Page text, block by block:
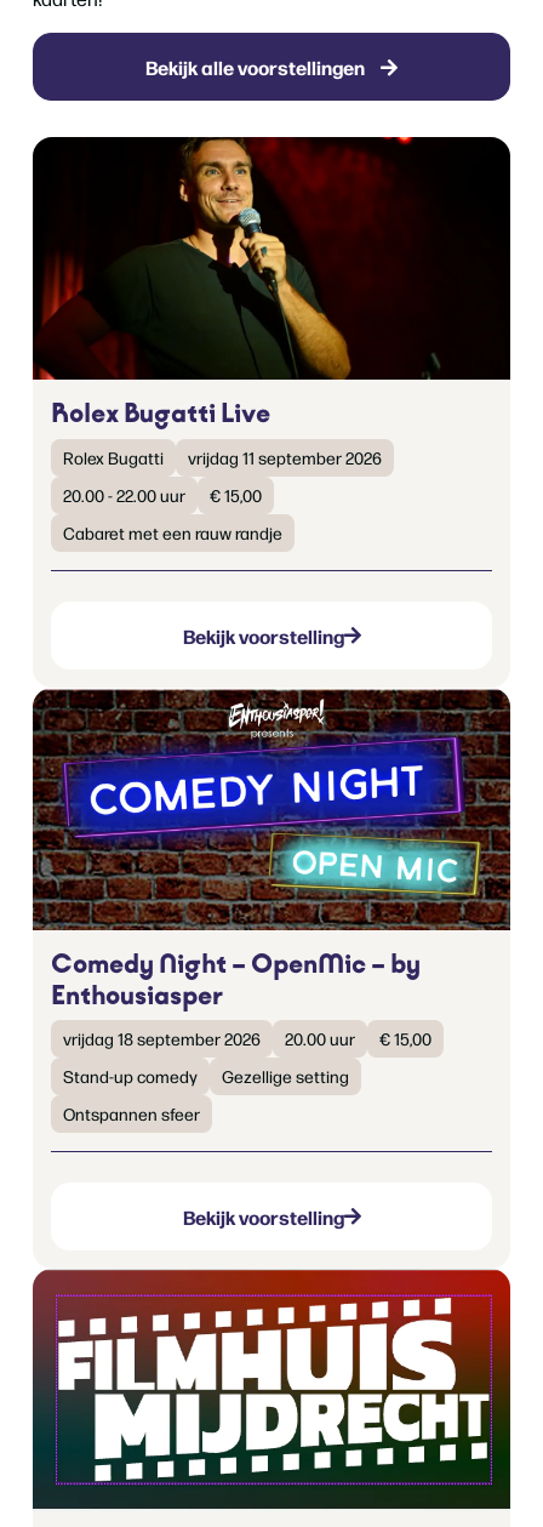
Bekijk alle voorstellingen
Rolex Bugatti Live
Rolex Bugatti
vrijdag 11 september 2026
20.00 - 22.00 uur
€ 15,00
Cabaret met een rauw randje
Bekijk voorstelling
Comedy Night – OpenMic – by
Enthousiasper
vrijdag 18 september 2026 20.00 uur
€ 15,00
Stand-up comedy
Gezellige setting
Ontspannen sfeer
Bekijk voorstelling